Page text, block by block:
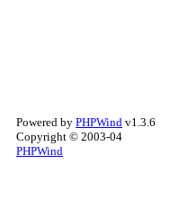
Powered by PHPWind v1.3.6
Copyright © 2003-04
PHPWind